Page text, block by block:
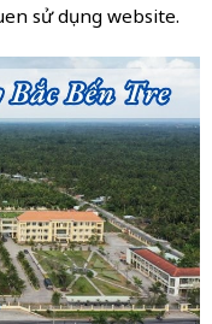
sử dụng website.